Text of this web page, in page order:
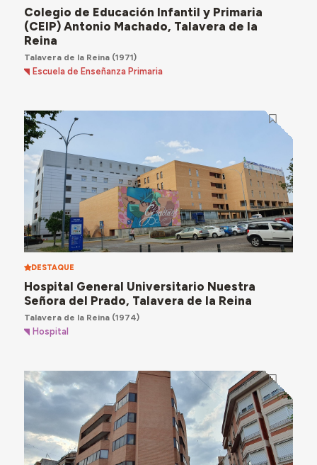
Colegio de Educación Infantil y Primaria
(CEIP) Antonio Machado, Talavera de la
Reina
Talavera de la Reina(1971)
Escuela de Enseñanza Primaria
DESTAQUE
Hospital General Universitario Nuestra
Señora del Prado, Talavera de la Reina
Talavera de la Reina(1974)
Hospital